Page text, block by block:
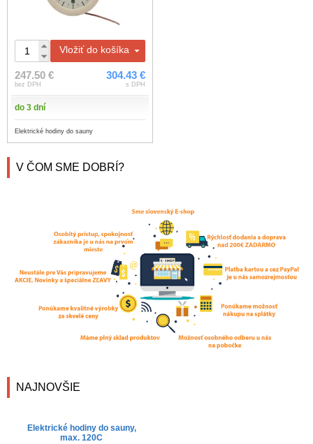
Vložiť do košíka
247.50 €
bez DPH
304.43 €
s DPH
do 3 dní
Elektrické hodiny do sauny
V ČOM SME DOBRÍ?
NAJNOVŠIE
Elektrické hodiny do sauny,
max. 120C